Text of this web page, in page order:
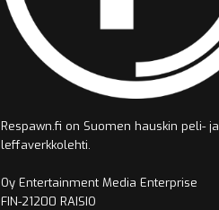
Respawn.fi on Suomen hauskin peli- ja
leffaverkkolehti.
Oy Entertainment Media Enterprise
FIN-21200 RAISIO